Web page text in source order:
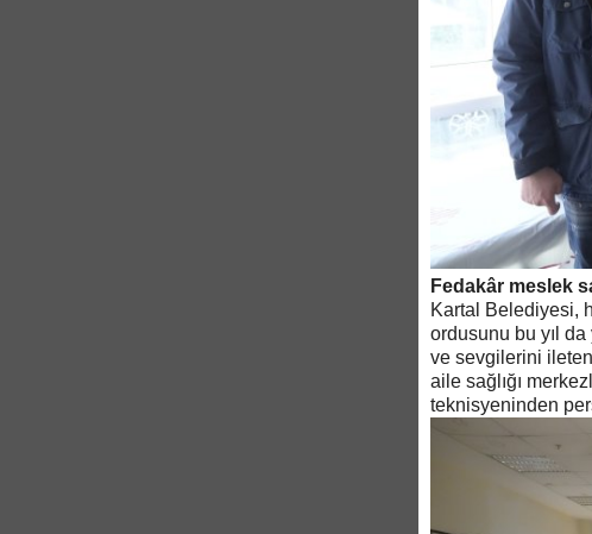
Fedakâr meslek
Kartal Belediyesi,
ordusunu bu yıl da
ve sevgilerini
aile sağlığı
teknisyeninden